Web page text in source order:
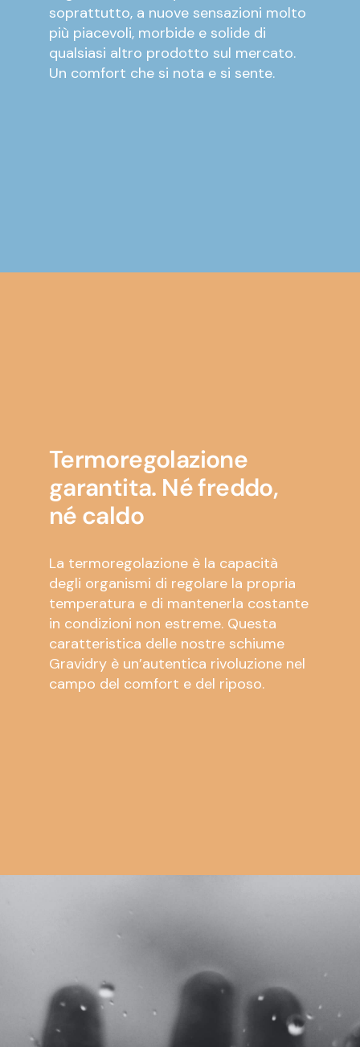
soprattutto, a nuove sensazioni molto
più piacevoli, morbide e solide di
qualsiasi altro prodotto sul mercato.
Un comfort che si nota e si sente.
Termoregolazione
garantita. Né freddo,
né caldo
La termoregolazione è la capacità
degli organismi di regolare la propria
temperatura e di mantenerla costante
in condizioni non estreme. Questa
caratteristica delle nostre schiume
Gravidry è un’autentica rivoluzione nel
campo del comfort e del riposo.